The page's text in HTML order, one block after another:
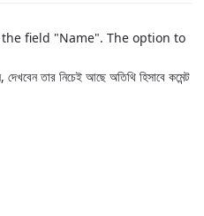
field "Name". The option to
তার নিচেই আছে অতিথি হিসাবে কমেন্ট